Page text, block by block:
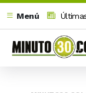
Menú